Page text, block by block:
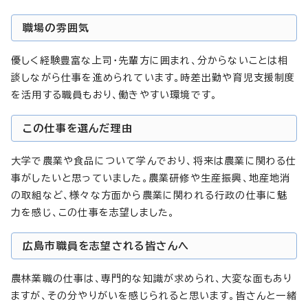
職場の雰囲気
優しく経験豊富な上司・先輩方に囲まれ、分からないことは相
談しながら仕事を進められています。時差出勤や育児支援制度
を活用する職員もおり、働きやすい環境です。
この仕事を選んだ理由
大学で農業や食品について学んでおり、将来は農業に関わる仕
事がしたいと思っていました。農業研修や生産振興、地産地消
の取組など、様々な方面から農業に関われる行政の仕事に魅
力を感じ、この仕事を志望しました。
広島市職員を志望される皆さんへ
農林業職の仕事は、専門的な知識が求められ、大変な面もあり
ますが、その分やりがいを感じられると思います。皆さんと一緒